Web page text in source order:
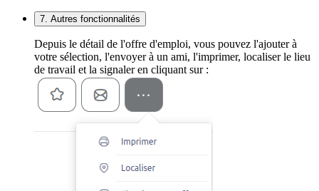
7. Autres fonctionnalités
Depuis le détail de l'offre d'emploi, vous pouvez l'ajouter à
votre sélection, l'envoyer à un ami, l'imprimer, localiser le lieu
de travail et la signaler en cliquant sur :